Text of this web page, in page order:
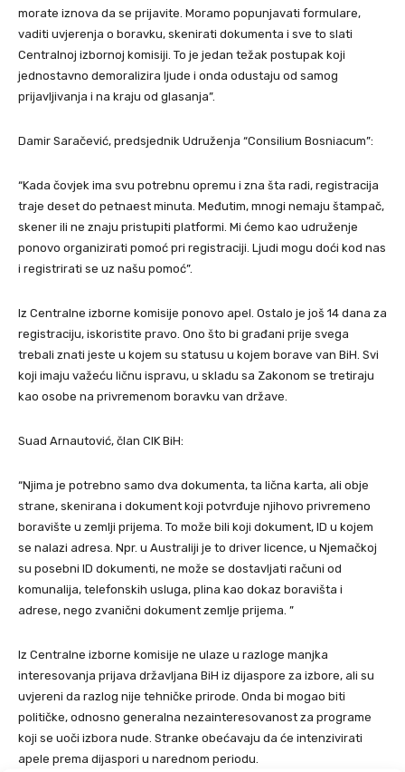
morate iznova da se prijavite. Moramo popunjavati formulare,
vaditi uvjerenja o boravku, skenirati dokumenta i sve to slati
Centralnoj izbornoj komisiji. To je jedan težak postupak koji
jednostavno demoralizira ljude i onda odustaju od samog
prijavljivanja i na kraju od glasanja”.
Damir Saračević, predsjednik Udruženja “Consilium Bosniacum”:
“Kada čovjek ima svu potrebnu opremu i zna šta radi, registracija
traje deset do petnaest minuta. Međutim, mnogi nemaju štampač,
skener ili ne znaju pristupiti platformi. Mi ćemo kao udruženje
ponovo organizirati pomoć pri registraciji. Ljudi mogu doći kod nas
i registrirati se uz našu pomoć”.
Iz Centralne izborne komisije ponovo apel. Ostalo je još 14 dana za
registraciju, iskoristite pravo. Ono što bi građani prije svega
trebali znati jeste u kojem su statusu u kojem borave van BiH. Svi
koji imaju važeću ličnu ispravu, u skladu sa Zakonom se tretiraju
kao osobe na privremenom boravku van države.
Suad Arnautović, član CIK BiH:
“Njima je potrebno samo dva dokumenta, ta lična karta, ali obje
strane, skenirana i dokument koji potvrđuje njihovo privremeno
boravište u zemlji prijema. To može bili koji dokument, ID u kojem
se nalazi adresa. Npr. u Australiji je to driver licence, u Njemačkoj
su posebni ID dokumenti, ne može se dostavljati računi od
komunalija, telefonskih usluga, plina kao dokaz boravišta i
adrese, nego zvanični dokument zemlje prijema. ”
Iz Centralne izborne komisije ne ulaze u razloge manjka
interesovanja prijava državljana BiH iz dijaspore za izbore, ali su
uvjereni da razlog nije tehničke prirode. Onda bi mogao biti
političke, odnosno generalna nezainteresovanost za programe
koji se uoči izbora nude. Stranke obećavaju da će intenzivirati
apele prema dijaspori u narednom periodu.